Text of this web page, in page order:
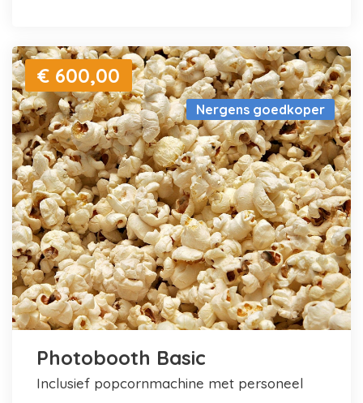
Nergens goedkoper
€ 600,00
Photobooth Basic
inclusief popcornmachine met personeel